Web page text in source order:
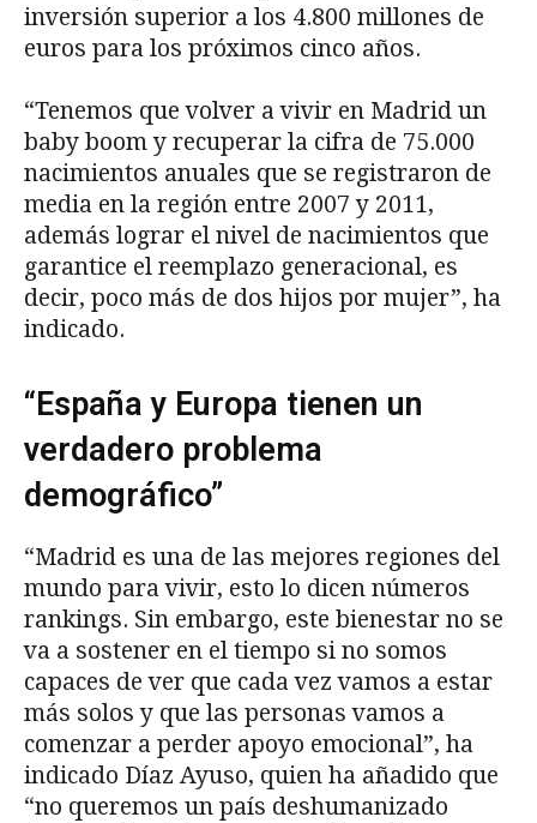
inversión superior a los 4.800 millones de
euros para los próximos cinco años.
“Tenemos que volver a vivir en Madrid un
baby boom y recuperar la cifra de 75.000
nacimientos anuales que se registraron de
media en la región entre 2007 y 2011,
además lograr el nivel de nacimientos que
garantice el reemplazo generacional, es
decir, poco más de dos hijos por mujer”, ha
indicado.
“España y Europa tienen un
verdadero problema
demográfico”
“Madrid es una de las mejores regiones del
mundo para vivir, esto lo dicen números
rankings. Sin embargo, este bienestar no se
va a sostener en el tiempo si no somos
capaces de ver que cada vez vamos a estar
más solos y que las personas vamos a
comenzar a perder apoyo emocional”, ha
indicado Díaz Ayuso, quien ha añadido que
“no queremos un país deshumanizado